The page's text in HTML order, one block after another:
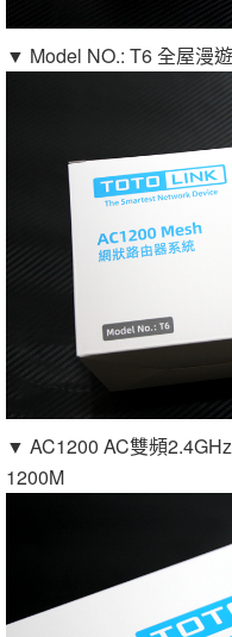
▼ Model NO.: T6 全屋漫
▼ AC1200 AC雙頻
1200M